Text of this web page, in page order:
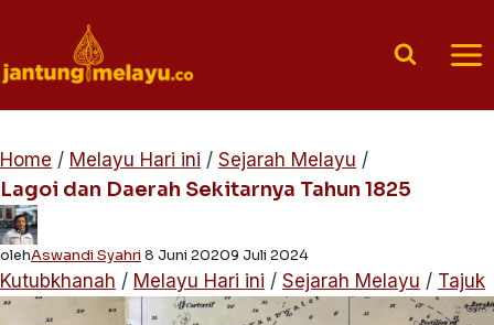
content
Home / Melayu Hari ini / Sejarah Melayu /
Lagoi dan Daerah Sekitarnya Tahun 1825
olehAswandi Syahri 8 Juni 20209 Juli 2024
Kutubkhanah / Melayu Hari ini / Sejarah Melayu / Tajuk